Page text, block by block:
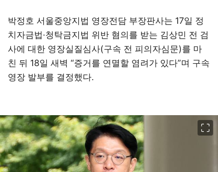
박정호 서울중앙지법 영장전담 부장판사는 17일 정
치자금법·청탁금지법 위반 혐의를 받는 김상민 전 검
사에 대한 영장실질심사(구속 전 피의자심문)를 마
친 뒤 18일 새벽 “증거를 연멸할 염려가 있다”며 구속
영장 발부를 결정했다.